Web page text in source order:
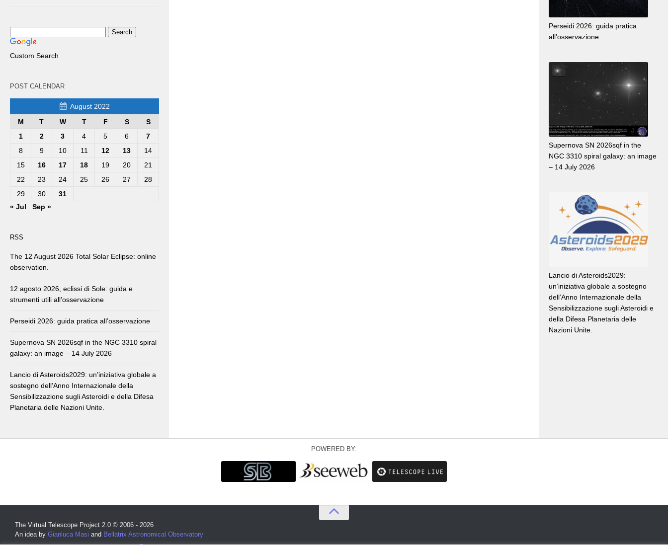
Custom Search
POST CALENDAR
August 2022
M
T W T F S
S
1
2 3 4 5 6
7
8
9 10 11 12 13
14
15
16 17 18 19 20
21
22
23 24 25 26 27
28
29
30
31
« Jul
Sep »
RSS
The 12 August 2026 Total Solar Eclipse: online
observation.
12 agosto 2026, eclissi di Sole: guida e
strumenti utili all’osservazione
Perseidi 2026: guida pratica all’osservazione
Supernova SN 2026sqf in the NGC 3310 spiral
galaxy: an image – 14 July 2026
Lancio di Asteroids2029: un’iniziativa globale a
sostegno dell’Anno Internazionale della
Sensibilizzazione sugli Asteroidi e della Difesa
Planetaria delle Nazioni Unite.
Perseidi 2026: guida pratica
all’osservazione
Supernova SN 2026sqf in the
NGC 3310 spiral galaxy: an image
– 14 July 2026
Lancio di Asteroids2029:
un’iniziativa globale a sostegno
dell’Anno Internazionale della
Sensibilizzazione sugli Asteroidi e
della Difesa Planetaria delle
Nazioni Unite.
POWERED BY:
The Virtual Telescope Project 2.0 © 2006 - 2026
An idea by Gianluca Masi and Bellatrix Astronomical Observatory